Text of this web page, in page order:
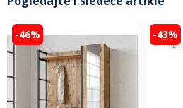
-46% -43%